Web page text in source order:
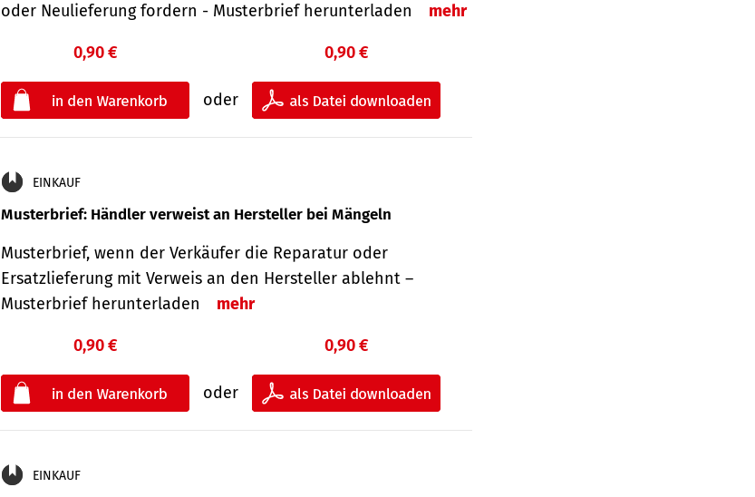
oder Neulieferung fordern - Musterbrief herunterladen
mehr
0,90 €
oder
0,90 €
EINKAUF
Musterbrief: Händler verweist an Hersteller bei Mängeln
Musterbrief, wenn der Verkäufer die Reparatur oder
Ersatzlieferung mit Verweis an den Hersteller ablehnt –
Musterbrief herunterladen
mehr
0,90 €
oder
0,90 €
EINKAUF